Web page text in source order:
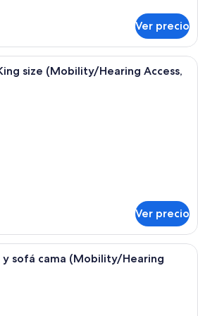
Ver precio
Habitación de hotel con cama, una
size (Mobility/Hearing Access,
Ver precio
Habitación de hotel moderna con
y sofá cama (Mobility/Hearing